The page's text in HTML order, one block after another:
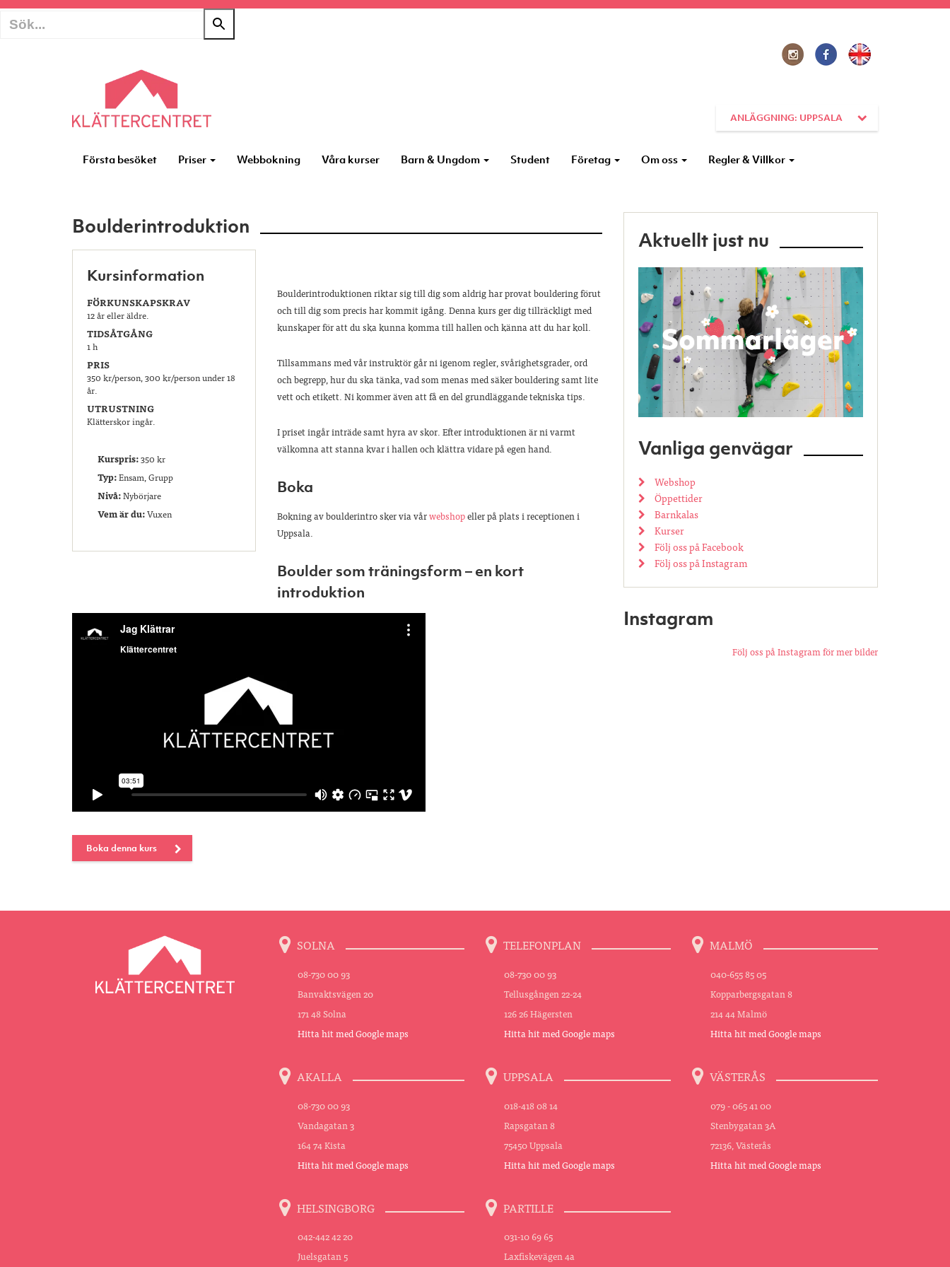
ANLÄGGNING: UPPSALA
Första besöket Priser Webbokning Våra kurser Barn & Ungdom Student Företag Om oss Regler & Villkor
Boulderintroduktion
Kursinformation
FÖRKUNSKAPSKRAV
12 år eller äldre.
TIDSÅTGÅNG
1 h
PRIS
350 kr/person, 300 kr/person under 18
år.
UTRUSTNING
Klätterskor ingår.
Kurspris:350 kr
Typ:Ensam, Grupp
Nivå:Nybörjare
Vem är du:Vuxen
Boulderintroduktionen riktar sig till dig som aldrig har provat bouldering förut
och till dig som precis har kommit igång. Denna kurs ger dig tillräckligt med
kunskaper för att du ska kunna komma till hallen och känna att du har koll.
Tillsammans med vår instruktör går ni igenom regler, svårighetsgrader, ord
och begrepp, hur du ska tänka, vad som menas med säker bouldering samt lite
vett och etikett. Ni kommer även att få en del grundläggande tekniska tips.
I priset ingår inträde samt hyra av skor. Efter introduktionen är ni varmt
välkomna att stanna kvar i hallen och klättra vidare på egen hand.
Boka
Bokning av boulderintro sker via vårwebshopeller på plats i receptionen i
Uppsala.
Boulder som träningsform – en kort
introduktion
Boka denna kurs
Aktuellt just nu
Vanliga genvägar
Webshop
Öppettider
Barnkalas
Kurser
Följ oss på Facebook
Följ oss på Instagram
Instagram
Följ oss på Instagram för mer bilder
SOLNA
08-730 00 93
Banvaktsvägen 20
171 48 Solna
Hitta hit med Google maps
TELEFONPLAN
08-730 00 93
Tellusgången 22-24
126 26 Hägersten
Hitta hit med Google maps
MALMÖ
040-655 85 05
Kopparbergsgatan 8
214 44 Malmö
Hitta hit med Google maps
AKALLA
08-730 00 93
Vandagatan 3
164 74 Kista
Hitta hit med Google maps
UPPSALA
018-418 08 14
Rapsgatan 8
75450 Uppsala
Hitta hit med Google maps
VÄSTERÅS
079 - 065 41 00
Stenbygatan 3A
72136, Västerås
Hitta hit med Google maps
HELSINGBORG
042-442 42 20
Juelsgatan 5
PARTILLE
031-10 69 65
Laxfiskevägen 4a